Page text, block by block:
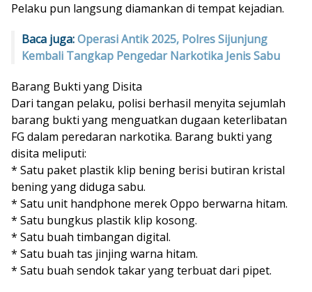
Pelaku pun langsung diamankan di tempat kejadian.
Baca juga:Operasi Antik 2025, Polres Sijunjung
Kembali Tangkap Pengedar Narkotika Jenis Sabu
Barang Bukti yang Disita
Dari tangan pelaku, polisi berhasil menyita sejumlah
barang bukti yang menguatkan dugaan keterlibatan
FG dalam peredaran narkotika. Barang bukti yang
disita meliputi:
* Satu paket plastik klip bening berisi butiran kristal
bening yang diduga sabu.
* Satu unit handphone merek Oppo berwarna hitam.
* Satu bungkus plastik klip kosong.
* Satu buah timbangan digital.
* Satu buah tas jinjing warna hitam.
* Satu buah sendok takar yang terbuat dari pipet.